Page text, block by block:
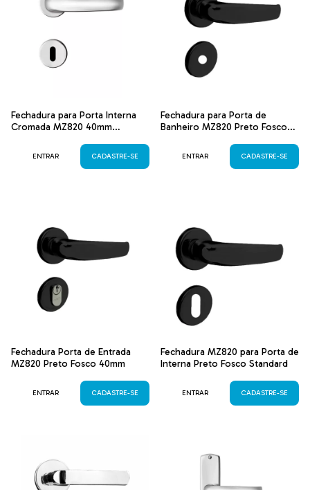
Fechadura para Porta Interna
Cromada MZ820 40mm
ENTRAR CADASTRE-SE
Fechadura para Porta de
Banheiro MZ820 Preto Fosco
ENTRAR CADASTRE-SE
Fechadura Porta de Entrada
MZ820 Preto Fosco 40mm
ENTRAR CADASTRE-SE
Fechadura MZ820 para Porta de
Interna Preto Fosco Standard
ENTRAR CADASTRE-SE